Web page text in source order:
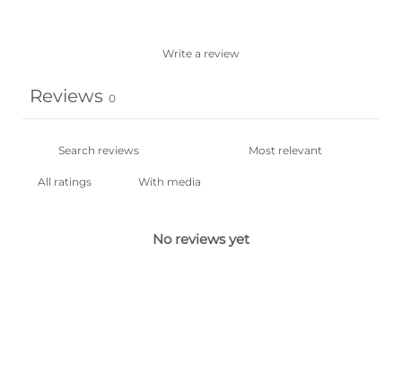
Write a review
Reviews 0
With media
No reviews yet